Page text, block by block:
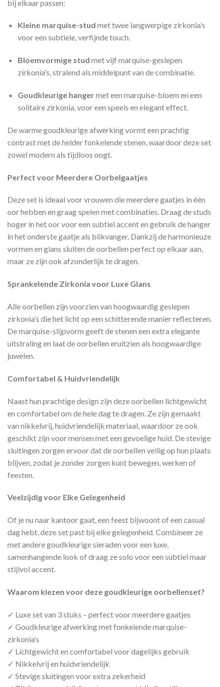
bij elkaar passen:
Kleine marquise-stud met twee langwerpige zirkonia’s
voor een subtiele, verfijnde touch.
Bloemvormige stud met vijf marquise-geslepen
zirkonia’s, stralend als middelpunt van de combinatie.
Goudkleurige hangermet een marquise-bloem en een
solitaire zirkonia, voor een speels en elegant effect.
De warme goudkleurige afwerking vormt een prachtig
contrast met de helder fonkelende stenen, waardoor deze set
zowel modern als tijdloos oogt.
Perfect voor Meerdere Oorbelgaatjes
Deze set is ideaal voor vrouwen die meerdere gaatjes in één
oor hebben en graag spelen met combinaties. Draag de studs
hoger in het oor voor een subtiel accent en gebruik de hanger
in het onderste gaatje als blikvanger. Dankzij de harmonieuze
vormen en glans sluiten de oorbellen perfect op elkaar aan,
maar ze zijn ook afzonderlijk te dragen.
Sprankelende Zirkonia voor Luxe Glans
Alle oorbellen zijn voorzien van hoogwaardig geslepen
zirkonia’s die het licht op een schitterende manier reflecteren.
De marquise-slijpvorm geeft de stenen een extra elegante
uitstraling en laat de oorbellen eruitzien als hoogwaardige
juwelen.
Comfortabel & Huidvriendelijk
Naast hun prachtige design zijn deze oorbellen lichtgewicht
en comfortabel om de hele dag te dragen. Ze zijn gemaakt
van nikkelvrij, huidvriendelijk materiaal, waardoor ze ook
geschikt zijn voor mensen met een gevoelige huid. De stevige
sluitingen zorgen ervoor dat de oorbellen veilig op hun plaats
blijven, zodat je zonder zorgen kunt bewegen, werken of
feesten.
Veelzijdig voor Elke Gelegenheid
Of je nu naar kantoor gaat, een feest bijwoont of een casual
dag hebt, deze set past bij elke gelegenheid. Combineer ze
met andere goudkleurige sieraden voor een luxe,
samenhangende look of draag ze solo voor een subtiel maar
stijlvol accent.
Waarom kiezen voor deze goudkleurige oorbellenset?
✓ Luxe set van 3 stuks – perfect voor meerdere gaatjes
✓ Goudkleurige afwerking met fonkelende marquise-
zirkonia’s
✓ Lichtgewicht en comfortabel voor dagelijks gebruik
✓ Nikkelvrij en huidvriendelijk
✓ Stevige sluitingen voor extra zekerheid